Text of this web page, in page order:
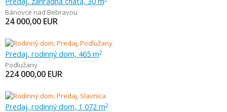
Bánovce nad Bebravou
24 000,00 EUR
Predaj, rodinný dom, 465 m2
Podlužany
224 000,00 EUR
Predaj, rodinný dom, 1 072 m2